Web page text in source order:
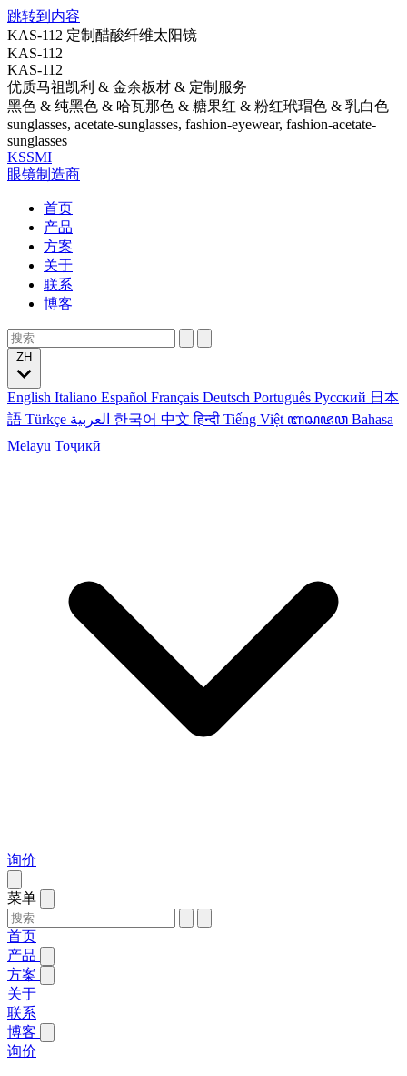
跳转到内容
KAS-112 定制醋酸纤维太阳镜
KAS-112
KAS-112
优质马祖凯利 & 金余板材 & 定制服务
黑色 & 纯黑色 & 哈瓦那色 & 糖果红 & 粉红玳瑁色 & 乳白色
sunglasses, acetate-sunglasses, fashion-eyewear, fashion-acetate-
sunglasses
KSSMI
眼镜制造商
首页
产品
方案
关于
联系
博客
English Italiano Español Français Deutsch Português Русский 日本
語 Türkçe 한국어 中文हिन्दी Tiếng Việt ꦧꦱꦗꦮ Bahasa
Melayu Тоҷикӣ
询价
菜单
首页
产品
方案
关于
联系
博客
询价